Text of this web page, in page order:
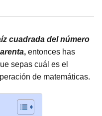
cuadrada del número
, entonces has
sepas cuál es el
de matemáticas.